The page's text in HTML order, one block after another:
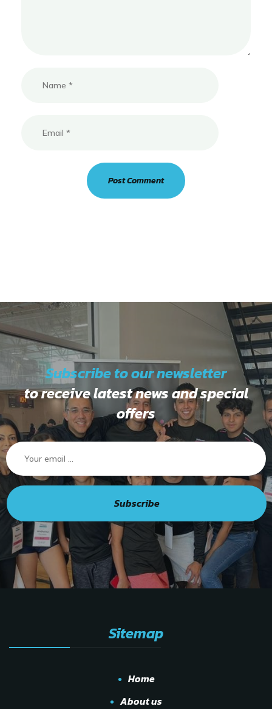
Subscribe to our newsletter
to receive latest news and special
offers
Subscribe
Sitemap
Home
About us